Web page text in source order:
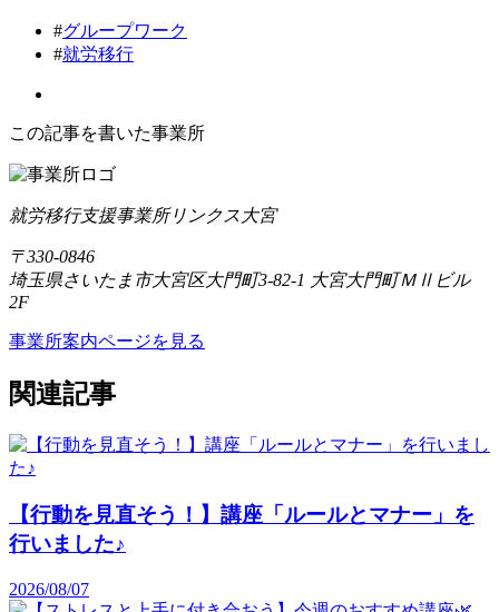
#グループワーク
#就労移行
この記事を書いた事業所
就労移行支援事業所リンクス大宮
〒330-0846
埼玉県さいたま市大宮区大門町3-82-1 大宮大門町ＭⅡビル
2F
事業所案内ページを見る
関連記事
【行動を見直そう！】講座「ルールとマナー」を
行いました♪
2026/08/07